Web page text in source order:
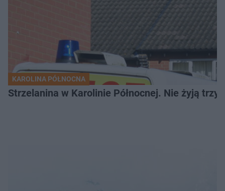
KAROLINA PÓŁNOCNA
Strzelanina w Karolinie Północnej. Nie żyją trzy